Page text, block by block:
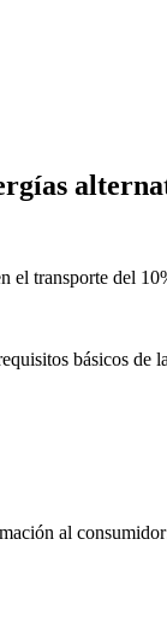
el transporte del
básicos de
al